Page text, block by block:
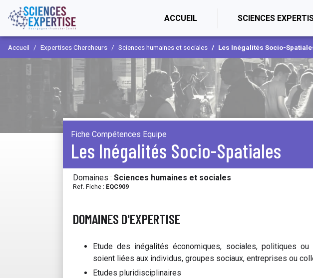
ACCUEIL (CURRENT)SCIENCES
Accueil Expertises Chercheurs Sciences humaines et sociales Les Inégalités Socio-
Fiche Compétences Equipe
Les Inégalités Socio-Spatiales
Domaines : Sciences humaines et sociales
Ref. Fiche : EQC909
DOMAINES D'EXPERTISE
Etude des inégalités économiques, sociales, politiques ou
soient liées aux individus, groupes sociaux, entreprises ou
Etudes pluridisciplinaires